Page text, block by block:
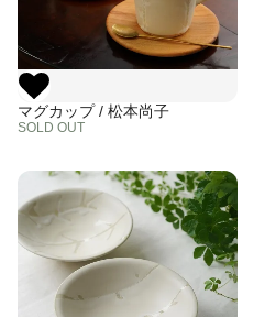
マグカップ / 松本尚子
SOLD OUT